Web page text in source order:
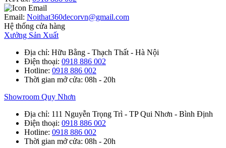
Email: Noithat360decorvn@gmail.com
Hệ thống cửa hàng
Xưởng Sản Xuất
Địa chỉ: Hữu Bằng - Thạch Thất - Hà Nội
Điện thoại: 0918 886 002
Hotline: 0918 886 002
Thời gian mở cửa: 08h - 20h
Showroom Quy Nhơn
Địa chỉ: 111 Nguyễn Trọng Trì - TP Qui Nhơn - Bình Định
Điện thoại: 0918 886 002
Hotline: 0918 886 002
Thời gian mở cửa: 08h - 20h